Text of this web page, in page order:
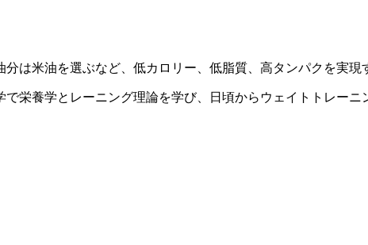
は米油を選ぶなど、低カロリー、低脂質、高タンパクを実
栄養学とレーニング理論を学び、日頃からウェイトトレーニ